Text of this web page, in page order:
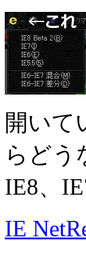
開いて
らどう
IE8、
IE